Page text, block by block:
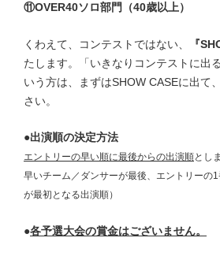
⑪OVER40ソロ部門（40歳以上）
くわえて、コンテストではない、 『
たします。
「いきなりコンテストに出
いう方は、まずはSHOW CASEに出て
さい。
●出演順の決定方法
エントリーの早い順に最後からの出演順とし
早いチーム／ダンサーが最後、エントリーの
が最初となる出演順）
●各予選大会の賞金はございません。